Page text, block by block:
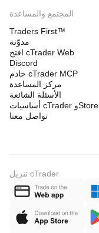
المجتمع والمساعدة
Traders First™
مدوّنة
افتح cTrader Web
Discord
خادم cTrader MCP
مركز المساعدة
الأسئلة الشائعة
أساسيات cTrader وStore
تواصل معنا
تنزيل cTrader